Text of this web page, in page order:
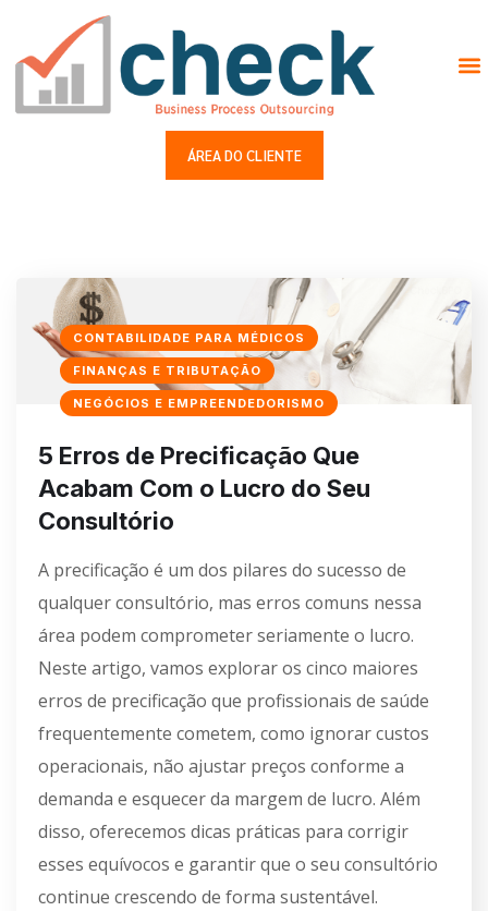
ÁREA DO CLIENTE
CONTABILIDADE PARA MÉDICOS
FINANÇAS E TRIBUTAÇÃO
NEGÓCIOS E EMPREENDEDORISMO
5 Erros de Precificação Que
Acabam Com o Lucro do Seu
Consultório
A precificação é um dos pilares do sucesso de
qualquer consultório, mas erros comuns nessa
área podem comprometer seriamente o lucro.
Neste artigo, vamos explorar os cinco maiores
erros de precificação que profissionais de saúde
frequentemente cometem, como ignorar custos
operacionais, não ajustar preços conforme a
demanda e esquecer da margem de lucro. Além
disso, oferecemos dicas práticas para corrigir
esses equívocos e garantir que o seu consultório
continue crescendo de forma sustentável.